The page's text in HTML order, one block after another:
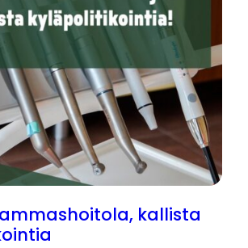
kallista